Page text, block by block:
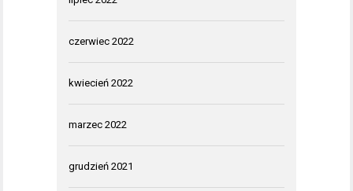
czerwiec 2022
kwiecień 2022
marzec 2022
grudzień 2021